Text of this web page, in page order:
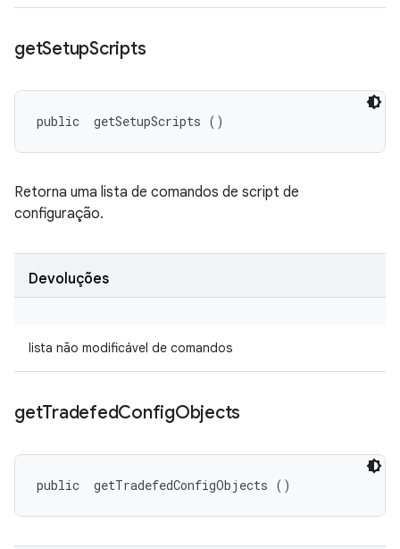
getSetupScripts
public getSetupScripts ()
Retorna uma lista de comandos de script de
configuração.
Devoluções
lista não modificável de comandos
getTradefedConfigObjects
public getTradefedConfigObjects ()